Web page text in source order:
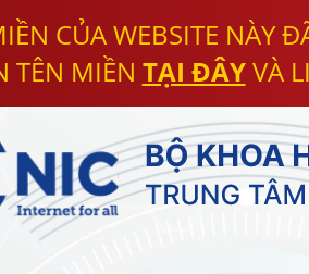
CỦA WEBSITE NÀY
TÊN MIỀN TẠI ĐÂYVÀ